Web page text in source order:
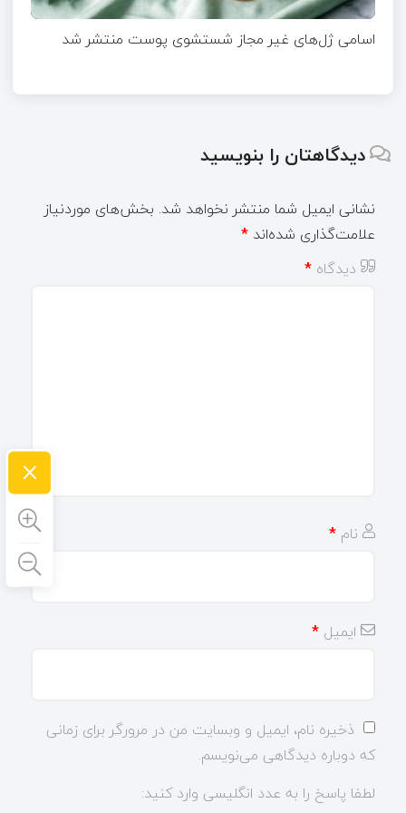
اسامی ژل‌های غیر مجاز شستشوی پوست منتشر شد
دیدگاهتان را بنویسید
نشانی ایمیل شما منتشر نخواهد شد. بخش‌های موردنیاز
علامت‌گذاری شده‌اند *
دیدگاه *
نام *
ایمیل *
ذخیره نام، ایمیل و وبسایت من در مرورگر برای زمانی
که دوباره دیدگاهی می‌نویسم.
لطفا پاسخ را به عدد انگلیسی وارد کنید:
×